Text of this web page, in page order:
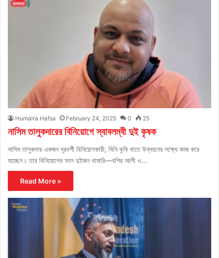
Humaira Hafsa February 24, 2025 0 25
নাসিম তালুকদারের বিনিয়োগে স্বাবলম্বী দুই কৃষক
নাসিম তালুকদার একজন দূরদর্শী বিনিয়োগকারী, যিনি কৃষি খাতে উন্নয়নের লক্ষ্যে কাজ করে
যাচ্ছেন। তার বিনিয়োগের ফলে দুইজন খামারি—বশির আলী ও…
Read More »